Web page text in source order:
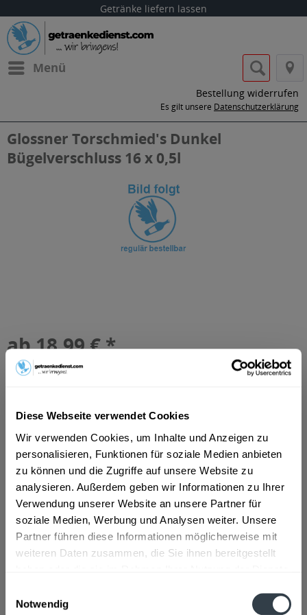
Diese Webseite verwendet Cookies
Wir verwenden Cookies, um Inhalte und Anzeigen zu
personalisieren, Funktionen für soziale Medien anbieten
zu können und die Zugriffe auf unsere Website zu
analysieren. Außerdem geben wir Informationen zu Ihrer
Verwendung unserer Website an unsere Partner für
soziale Medien, Werbung und Analysen weiter. Unsere
Partner führen diese Informationen möglicherweise mit
weiteren Daten zusammen, die Sie ihnen bereitgestellt
Notwendig
Getränke liefern lassen
Menü
Bestellung widerrufen
Es gilt unsere Datenschutzerklärung
Glossner Torschmied's Dunkel
Bügelverschluss 16 x 0,5l
ab 18,99 € *
Inhalt:
inkl. MwSt.ggf. zzgl. Erschwerniszuschlag
MEHRWEG
In den Warenkorb
Artikel-Nr.:
26115
Verfügbar in:
Beschreibung
mehr
Bügelverschluss 16 x 0,5l"